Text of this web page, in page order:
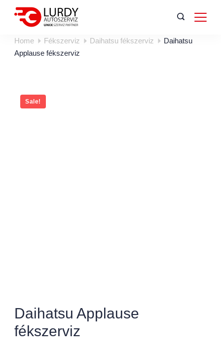
Home Fékszerviz Daihatsu fékszerviz
Daihatsu
Applause fékszerviz
Sale!
Daihatsu Applause
fékszerviz